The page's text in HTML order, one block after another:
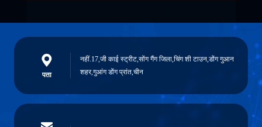
पता
नहीं.17,जी काई स्ट्रीट,सोंग गैंग जिला,चिंग शी टाउन,डोंग गुआन
शहर,गुआंग डोंग प्रांत,चीन